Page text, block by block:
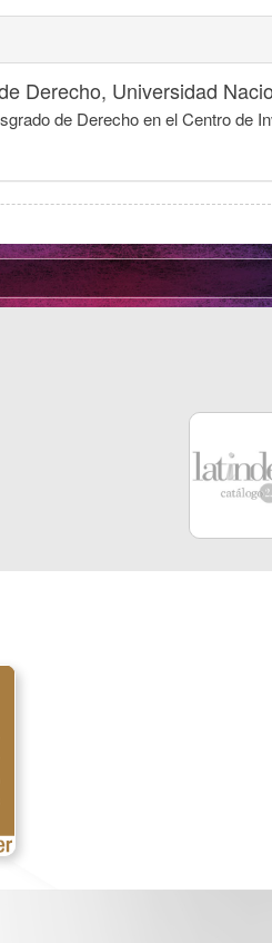
Derecho, Universidad
de Derecho en el Centro